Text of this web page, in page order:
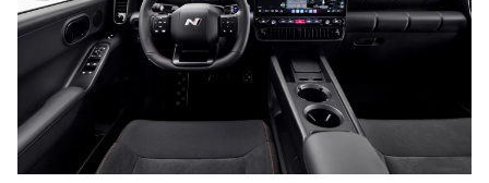
5 Electric
Modeller
Anmeldelser
Privatleasing
Tilbud
4 Electric
Modeller
Transit
Custom
Transit 350
L2 Van
Transit 350
Transit 350